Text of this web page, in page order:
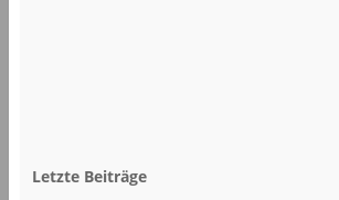
Letzte Beiträge